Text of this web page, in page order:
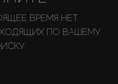
ВРЕМЯ НЕТ
ПО ВАШЕМУ